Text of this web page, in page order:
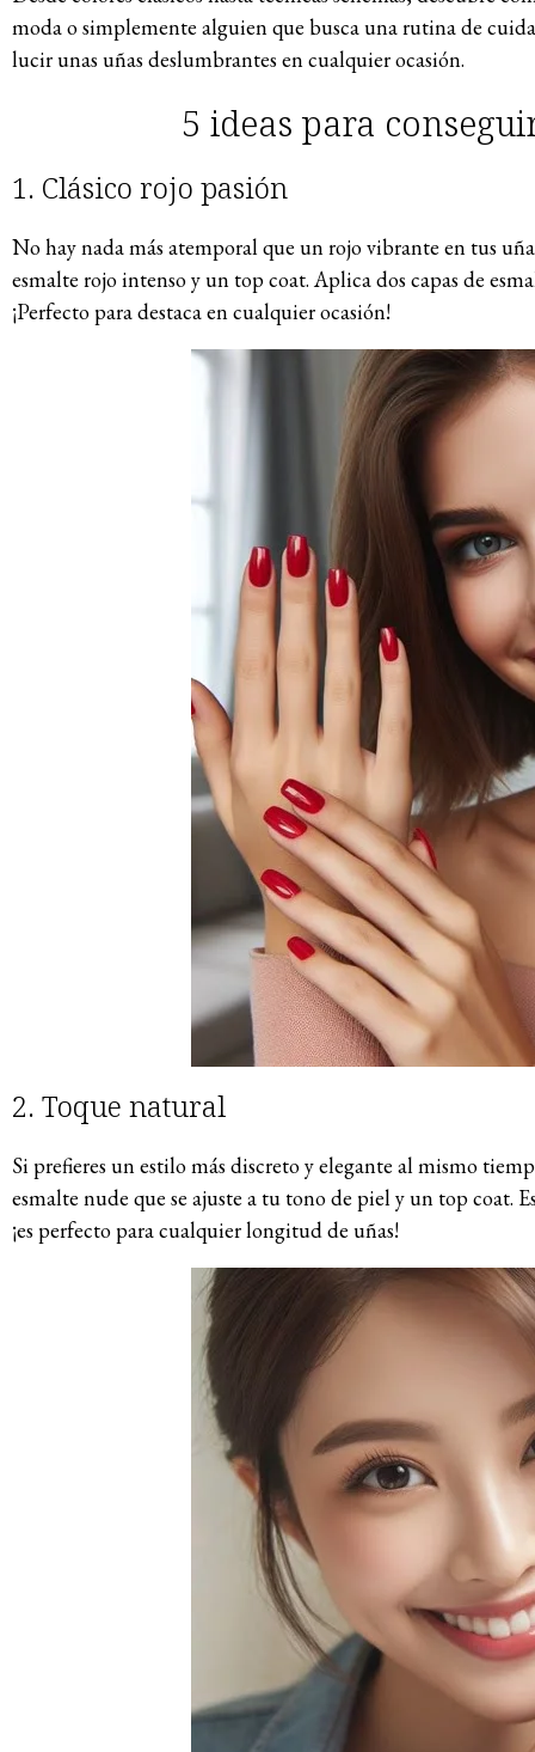
moda o simplemente alguien que busca una rutina de
lucir unas uñas deslumbrantes en cualquier ocasión.
5 ideas para
1. Clásico rojo pasión
No hay nada más atemporal que un rojo vibrante en tus
esmalte rojo intenso y un top coat. Aplica dos capas de
¡Perfecto para destaca en cualquier ocasión!
2. Toque natural
Si prefieres un estilo más discreto y elegante al mismo
esmalte nude que se ajuste a tu tono de piel y un top coat.
¡es perfecto para cualquier longitud de uñas!